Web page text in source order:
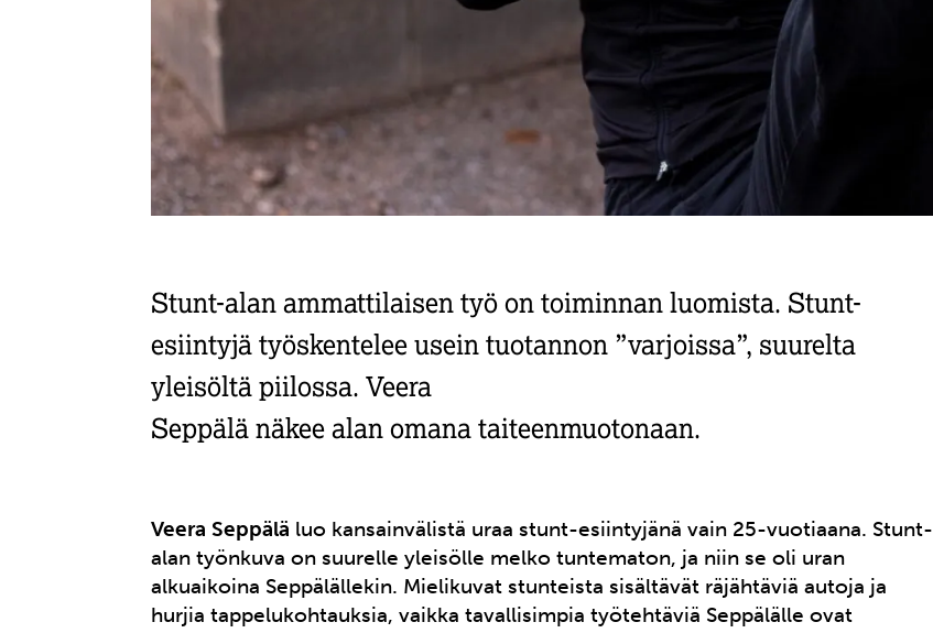
Stunt-alan ammattilaisen työ on toiminnan luomista. Stunt-
esiintyjä työskentelee usein tuotannon ”varjoissa”, suurelta
yleisöltä piilossa. Veera
Seppälä näkee alan omana taiteenmuotonaan.
Veera Seppälä luo kansainvälistä uraa stunt-esiintyjänä vain 25-vuotiaana. Stunt-
alan työnkuva on suurelle yleisölle melko tuntematon, ja niin se oli uran
alkuaikoina Seppälällekin. Mielikuvat stunteista sisältävät räjähtäviä autoja ja
hurjia tappelukohtauksia, vaikka tavallisimpia työtehtäviä Seppälälle ovat